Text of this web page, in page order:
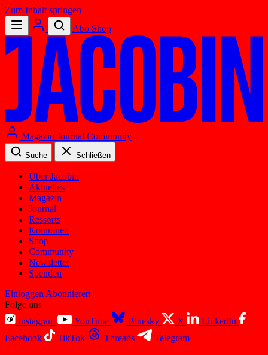
Zum Inhalt springen
Abo Shop
Magazin Journal Community
Suche Schließen
Über Jacobin
Aktuelles
Magazin
Journal
Ressorts
Kolumnen
Shop
Community
Newsletter
Spenden
Einloggen Abonnieren
Folge uns
Instagram
YouTube Bluesky X
LinkedIn
Facebook
TikTok Threads Telegram